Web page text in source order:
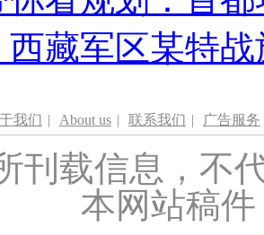
西藏军区某特
我们 | About us | 联系我们 | 广告服务
刊载信息，不
本网站稿